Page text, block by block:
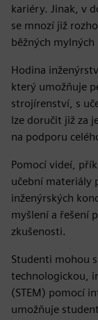
kariéry. Jinak, v
se mnozí již
běžných
Hodina
který umožňuje
strojírenství, s
lze doručit již za
na podporu
Pomocí videí,
učební materiály
inženýrských
myšlení a řešení
zkušenosti.
Studenti mohou
technologickou,
(STEM) pomocí
umožňuje